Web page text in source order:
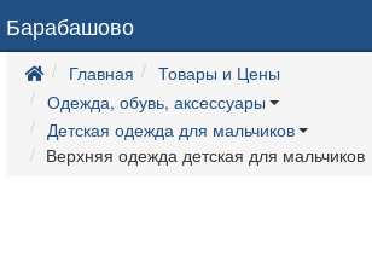
Барабашово
Главная
Товары и Цены
Одежда, обувь, аксессуары
Детская одежда для мальчиков
Верхняя одежда детская для мальчиков